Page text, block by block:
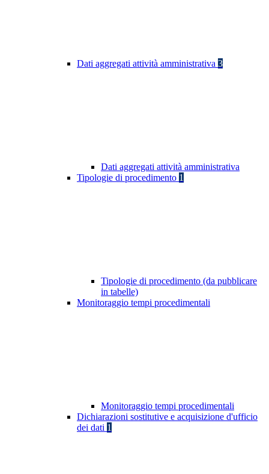
Dati aggregati attività amministrativa 3
Dati aggregati attività amministrativa
Tipologie di procedimento 1
Tipologie di procedimento (da pubblicare
in tabelle)
Monitoraggio tempi procedimentali
Monitoraggio tempi procedimentali
Dichiarazioni sostitutive e acquisizione d'ufficio
dei dati 1